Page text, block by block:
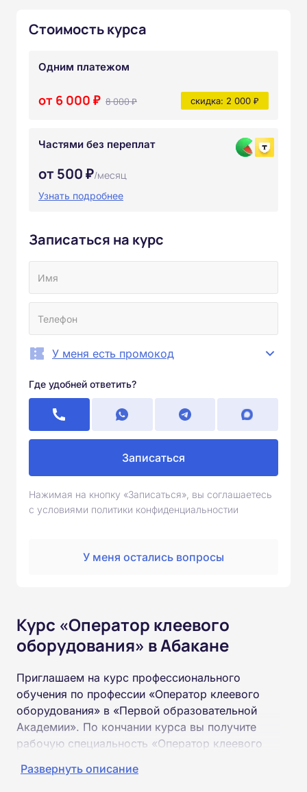
Стоимость курса
Одним платежом
от 6 000 ₽ 8 000 ₽ скидка: 2 000 ₽
Частями без переплат
от 500 ₽/месяц
Узнать подробнее
Записаться на курс
У меня есть промокод
Где удобней ответить?
Записаться
Нажимая на кнопку «Записаться», вы соглашаетесь
с условиями политики конфиденциальностии
У меня остались вопросы
Курс «Оператор клеевого
оборудования» в Абакане
Приглашаем на курс профессионального
обучения по профессии «Оператор клеевого
оборудования» в «Первой образовательной
Академии». По кончании курса вы получите
рабочую специальность «Оператор клеевого
Развернуть описание